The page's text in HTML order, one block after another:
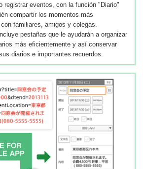
registrar eventos, con la función "Diario"
compartir los momentos más
familiares, amigos y colegas.
pestañas que le ayudarán a organizar
más eficientemente y así conservar
diarios e importantes recuerdos.